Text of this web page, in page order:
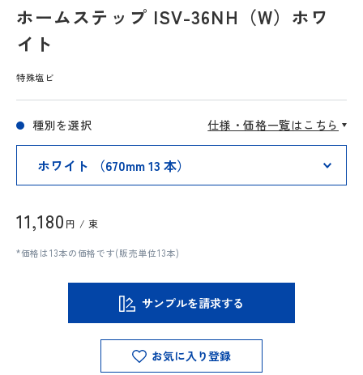
ホームステップ ISV-36NH（W）ホワ
イト
特殊塩ビ
仕様・価格一覧はこちら
種別を選択
11,180 円 / 束
*価格は13本の価格です(販売単位13本)
サンプルを請求する
お気に入り登録